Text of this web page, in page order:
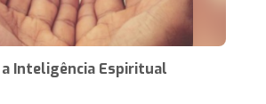
Inteligência Espiritual